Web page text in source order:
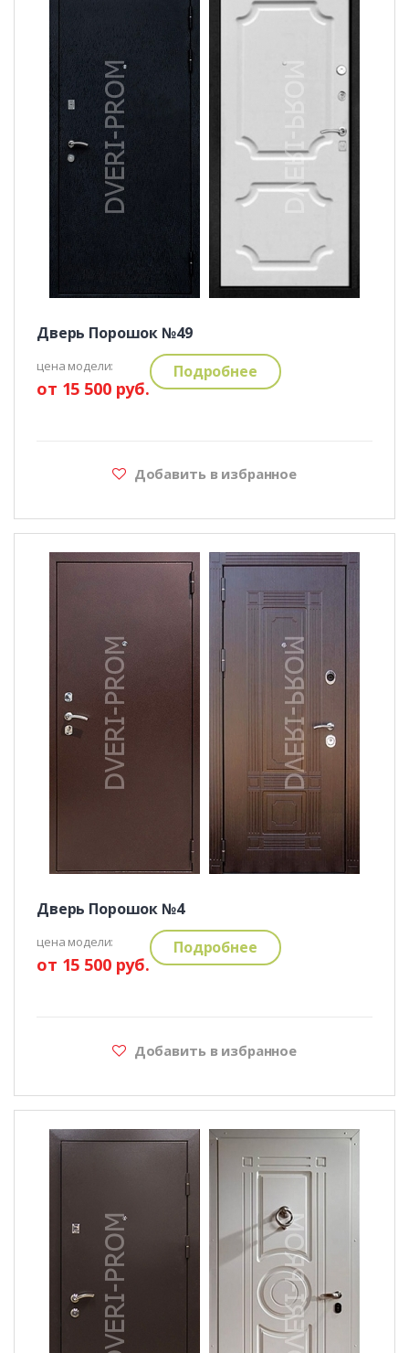
Дверь Порошок №49
цена модели:
от 15 500 руб.
Подробнее
Добавить в избранное
Дверь Порошок №4
цена модели:
от 15 500 руб.
Подробнее
Добавить в избранное